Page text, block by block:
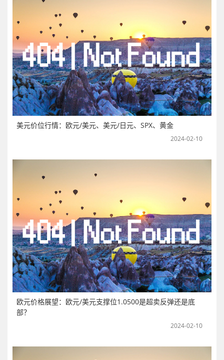
美元价位行情：欧元/美元、美元/日元、SPX、黄金
2024-02-10
欧元价格展望：欧元/美元支撑位1.0500是超卖反弹还是底
部？
2024-02-10